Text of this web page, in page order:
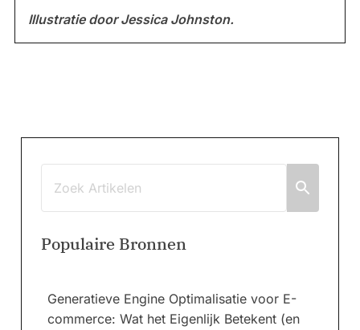
Illustratie door Jessica Johnston.
Populaire Bronnen
Generatieve Engine Optimalisatie voor E-
commerce: Wat het Eigenlijk Betekent (en